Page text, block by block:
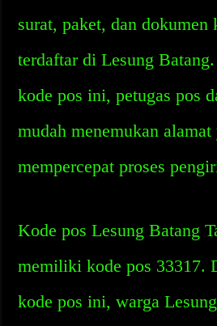
surat, paket, dan dokumen
terdaftar di Lesung
kode pos ini, petugas pos
mudah menemukan
mempercepat proses
Kode pos Lesung Batang
memiliki kode pos 33317.
kode pos ini, warga